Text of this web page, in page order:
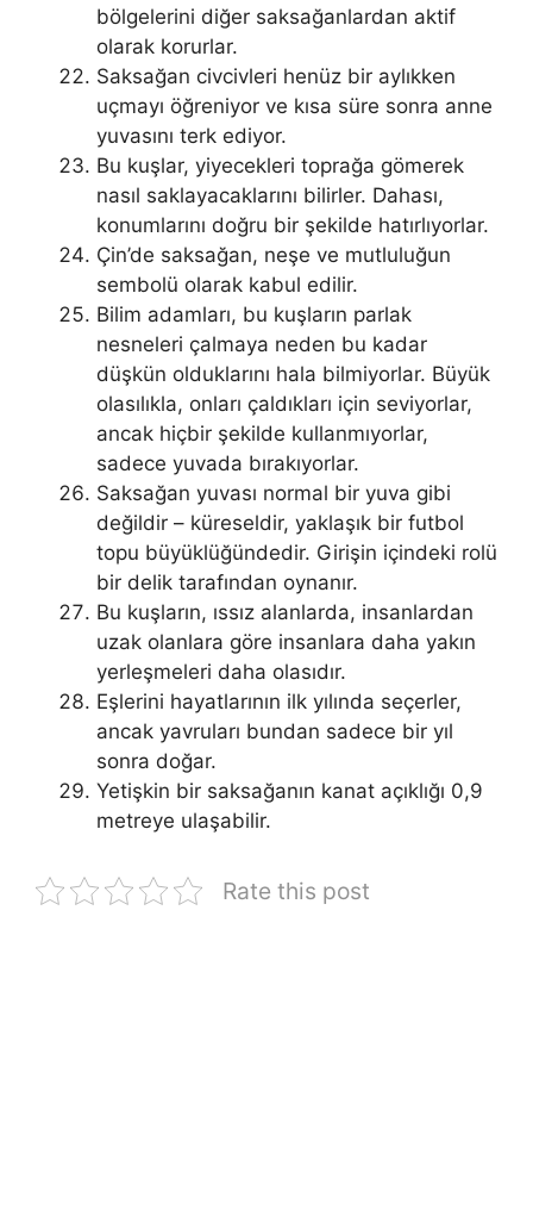
bölgelerini diğer saksağanlardan aktif
olarak korurlar.
Saksağan civcivleri henüz bir aylıkken
uçmayı öğreniyor ve kısa süre sonra anne
yuvasını terk ediyor.
Bu kuşlar, yiyecekleri toprağa gömerek
nasıl saklayacaklarını bilirler. Dahası,
konumlarını doğru bir şekilde hatırlıyorlar.
Çin’de saksağan, neşe ve mutluluğun
sembolü olarak kabul edilir.
Bilim adamları, bu kuşların parlak
nesneleri çalmaya neden bu kadar
düşkün olduklarını hala bilmiyorlar. Büyük
olasılıkla, onları çaldıkları için seviyorlar,
ancak hiçbir şekilde kullanmıyorlar,
sadece yuvada bırakıyorlar.
Saksağan yuvası normal bir yuva gibi
değildir – küreseldir, yaklaşık bir futbol
topu büyüklüğündedir. Girişin içindeki rolü
bir delik tarafından oynanır.
Bu kuşların, ıssız alanlarda, insanlardan
uzak olanlara göre insanlara daha yakın
yerleşmeleri daha olasıdır.
Eşlerini hayatlarının ilk yılında seçerler,
ancak yavruları bundan sadece bir yıl
sonra doğar.
Yetişkin bir saksağanın kanat açıklığı 0,9
metreye ulaşabilir.
Rate this post